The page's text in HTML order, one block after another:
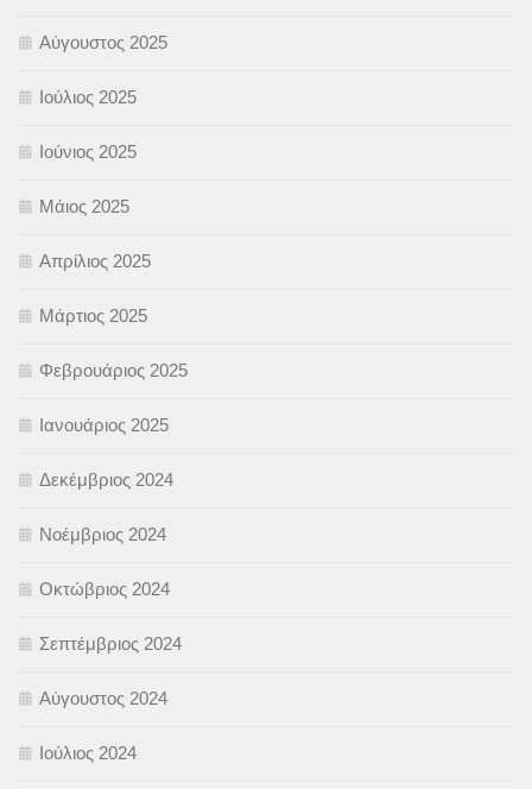
Αύγουστος 2025
Ιούλιος 2025
Ιούνιος 2025
Μάιος 2025
Απρίλιος 2025
Μάρτιος 2025
Φεβρουάριος 2025
Ιανουάριος 2025
Δεκέμβριος 2024
Νοέμβριος 2024
Οκτώβριος 2024
Σεπτέμβριος 2024
Αύγουστος 2024
Ιούλιος 2024